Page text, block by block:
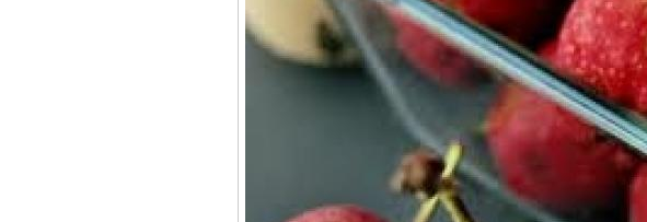
Рецепт из
боярышника
Блюда из
боярышника
Компот из
черноплодки